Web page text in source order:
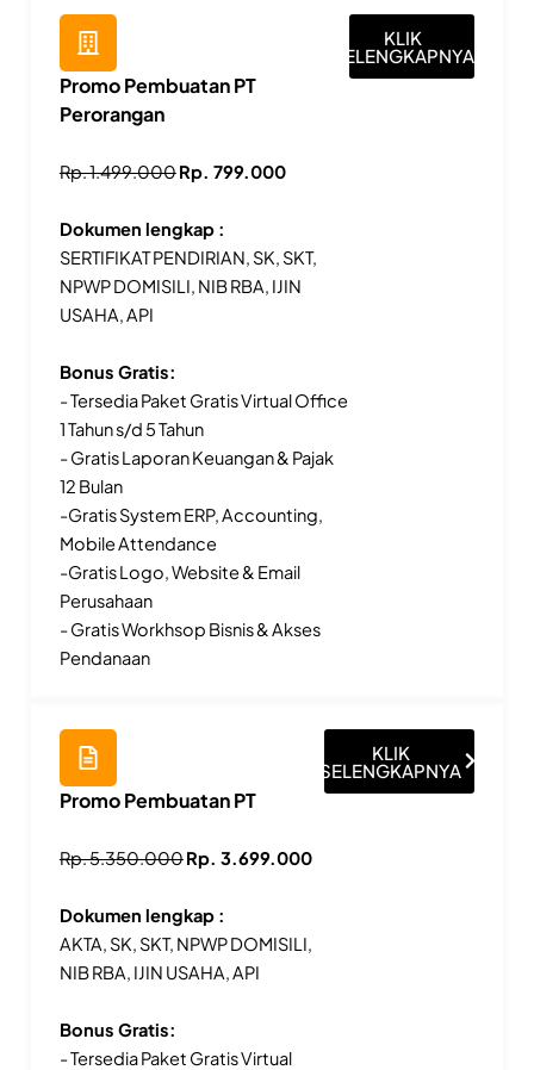
Promo Pembuatan PT
Perorangan
Rp. 1.499.000Rp. 799.000
Dokumen lengkap :
SERTIFIKAT PENDIRIAN, SK, SKT,
NPWP DOMISILI, NIB RBA, IJIN
USAHA, API
Bonus Gratis:
- Tersedia Paket Gratis Virtual Office
1 Tahun s/d 5 Tahun
- Gratis Laporan Keuangan & Pajak
12 Bulan
-Gratis System ERP, Accounting,
Mobile Attendance
-Gratis Logo, Website & Email
Perusahaan
- Gratis Workhsop Bisnis & Akses
Pendanaan
KLIK
SELENGKAPNYA
Promo Pembuatan PT
Rp. 5.350.000Rp. 3.699.000
Dokumen lengkap :
AKTA, SK, SKT, NPWP DOMISILI,
NIB RBA, IJIN USAHA, API
Bonus Gratis:
- Tersedia Paket Gratis Virtual
KLIK
SELENGKAPNYA